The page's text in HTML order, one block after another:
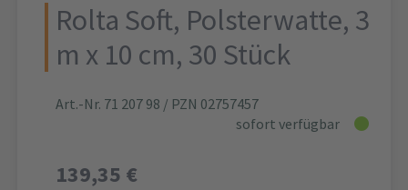
Rolta Soft, Polsterwatte, 3
m x 10 cm, 30 Stück
Art.-Nr. 71 207 98 / PZN 02757457
sofort verfügbar
139,35 €